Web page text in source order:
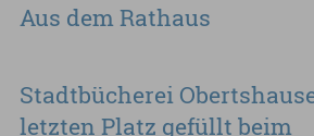
Aus dem Rathaus
Stadtbücherei
letzten Platz gefüllt beim